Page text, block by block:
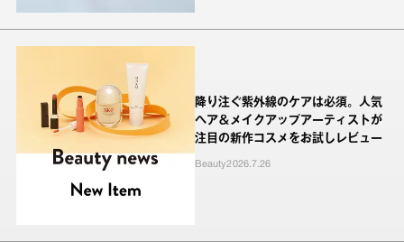
降り注ぐ紫外線のケアは必須。人気
ヘア＆メイクアップアーティストが
注目の新作コスメをお試しレビュー
Beauty2026.7.26